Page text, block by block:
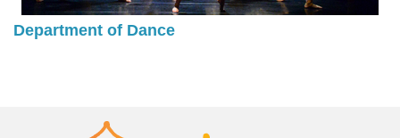
Department of Dance